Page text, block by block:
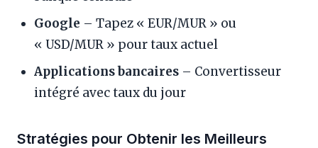
Google – Tapez « EUR/MUR » ou
« USD/MUR » pour taux actuel
Applications bancaires – Convertisseur
intégré avec taux du jour
Stratégies pour Obtenir les Meilleurs